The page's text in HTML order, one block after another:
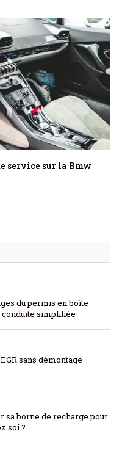
service sur la Bmw
du permis en boîte
conduite simplifiée
sans démontage
sa borne de recharge pour
soi ?